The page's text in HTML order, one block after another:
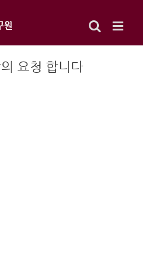
요청 합니다